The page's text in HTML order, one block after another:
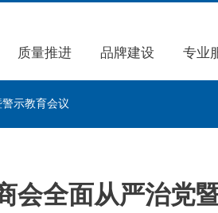
质量推进 品牌建设 专业
示教育会议
会全面从严治党